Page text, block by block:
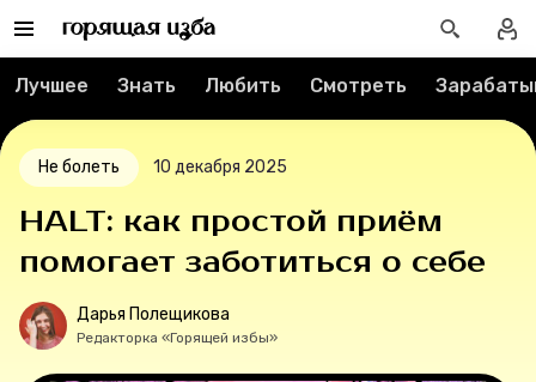
О проекте
О компании
Рубрики
Новости
Лучшее Знать Любить Смотреть
Не болеть 10 декабря 2025
HALT: как простой приём
помогает заботиться о себе
Дарья Полещикова
Редакторка «Горящей избы»